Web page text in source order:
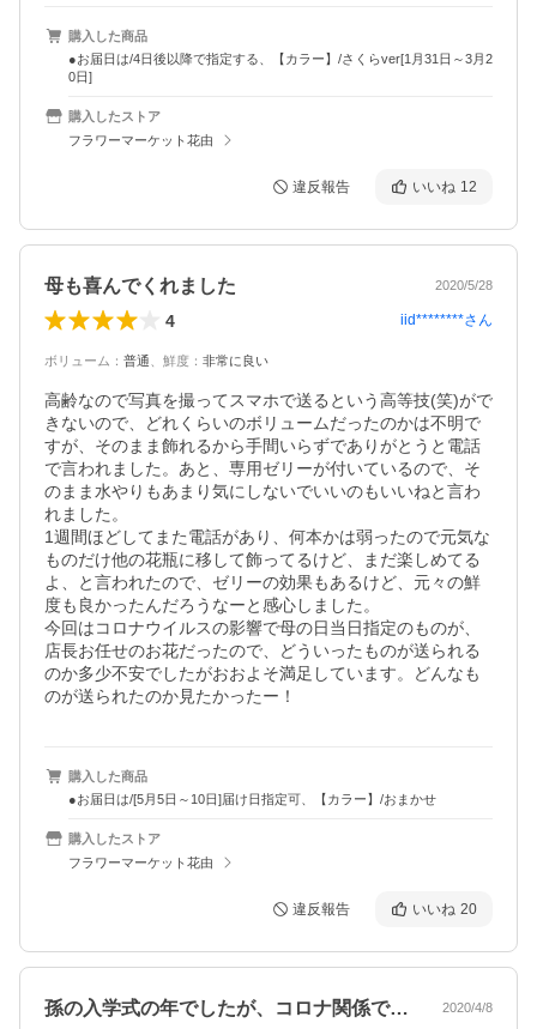
購入した商品
●お届日は/4日後以降で指定する、【カラー】/さくらver[1月31日～3月2
0日]
購入したストア
フラワーマーケット花由
違反報告 いいね 12
母も喜んでくれました 2020/5/28
4 iid********さん
ボリューム ： 普通 鮮度 ： 非常に良い
高齢なので写真を撮ってスマホで送るという高等技(笑)がで
きないので、どれくらいのボリュームだったのかは不明で
すが、そのまま飾れるから手間いらずでありがとうと電話
で言われました。あと、専用ゼリーが付いているので、そ
のまま水やりもあまり気にしないでいいのもいいねと言わ
れました。
1週間ほどしてまた電話があり、何本かは弱ったので元気な
ものだけ他の花瓶に移して飾ってるけど、まだ楽しめてる
よ、と言われたので、ゼリーの効果もあるけど、元々の鮮
度も良かったんだろうなーと感心しました。
今回はコロナウイルスの影響で母の日当日指定のものが、
店長お任せのお花だったので、どういったものが送られる
のか多少不安でしたがおおよそ満足しています。どんなも
のが送られたのか見たかったー！
購入した商品
●お届日は/[5月5日～10日]届け日指定可、【カラー】/おまかせ
購入したストア
フラワーマーケット花由
違反報告 いいね 20
孫の入学式の年でしたが、コロナ関係で縮… 2020/4/8